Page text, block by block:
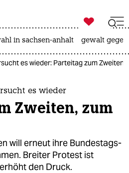
zahl ich
ich

taz zahl ich
in sachsen-anhalt gewalt
es wieder: Parteitag zum Zweiten,
es wieder
Zweiten, zum
will erneut ihre Bun­des­tags­
Breiter Protest ist
den Druck.